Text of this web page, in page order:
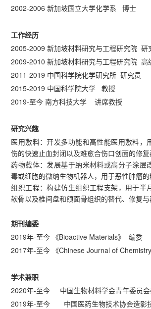
2002-2006 新加坡国立大学化学系 博士
工作经历
2005-2009 新加坡材料研究与工程研究院 研
2009-2010 新加坡材料研究与工程研究院 高
2011-2019 中国科学院化学研究所 研究员
2015-2019 中国科学院大学 教授
2019-至今 南方科技大学 讲席教授
研究兴趣
医用敷料：开发多功能和高性能医用敷料，
伤的快速止血封闭以及难愈合伤口创面的修复
药物载体：发展基于纳米材料或高分子涂层
毒或细胞的微纳生物机器人，用于恶性肿瘤的
组织工程：构建仿生组织工程支架，用于半
软骨以及椎间盘和颌面骨组织的替代、修复与
期刊编委
2019年-至今 《Bioactive Materials》 编委
2017年-至今 《Chinese Journal of
学术兼职
2020年-至今 中国生物材料学会青年委员会
2019年-至今 中国医药生物技术协会造影